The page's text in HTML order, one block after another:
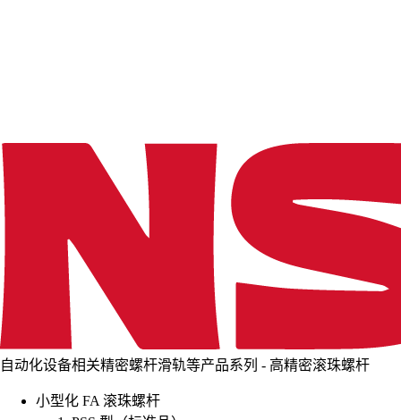
自动化设备相关精密螺杆滑轨等产品系列 - 高精密滚珠螺杆
小型化 FA 滚珠螺杆